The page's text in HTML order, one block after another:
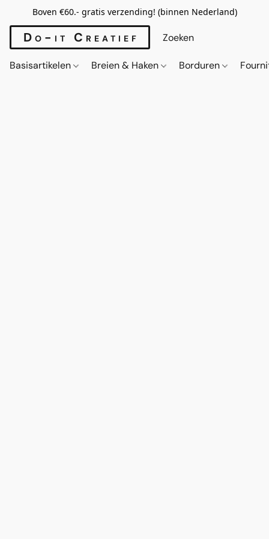
Boven €60.- gratis verzending! (binnen Nederland)
Do-it Creatief
Basisartikelen Breien & Haken Borduren